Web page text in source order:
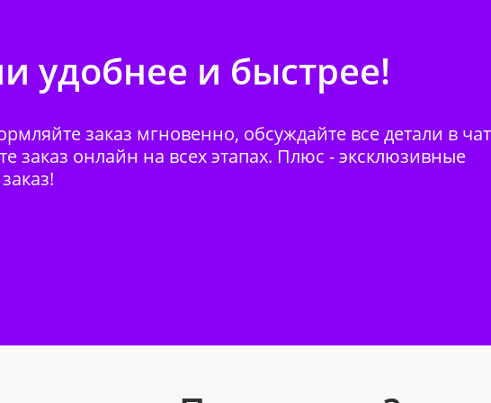
удобнее и быстрее!
заказ мгновенно, обсуждайте все детали в
заказ онлайн на всех этапах. Плюс - эксклюзивные